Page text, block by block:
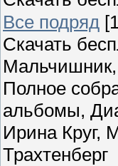
Все подряд
Скачать
Мальчишник,
Полное
альбомы,
Ирина Круг,
Трахтенберг